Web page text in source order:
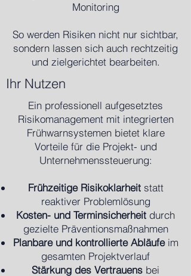
Monitoring
So werden Risiken nicht nur sichtbar,
sondern lassen sich auch rechtzeitig
und zielgerichtet bearbeiten.
Ihr Nutzen
Ein professionell aufgesetztes
Risikomanagement mit integrierten
Frühwarnsystemen bietet klare
Vorteile für die Projekt- und
Unternehmenssteuerung:
Frühzeitige Risikoklarheitstatt
reaktiver Problemlösung
Kosten- und Terminsicherheit durch
gezielte Präventionsmaßnahmen
Planbare und kontrollierte Abläufeim
gesamten Projektverlauf
Stärkung des Vertrauens bei